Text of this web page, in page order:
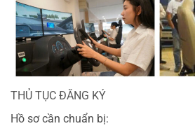
THỦ TỤC ĐĂNG KÝ
Hồ sơ cần chuẩn bị: